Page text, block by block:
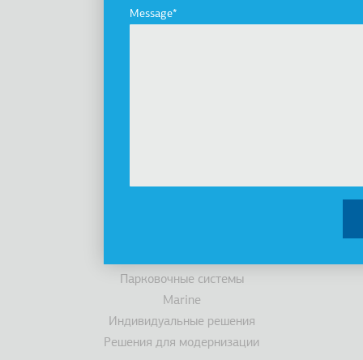
Message
инновации
История
Парковочные системы
Marine
Индивидуальные решения
Решения для модернизации